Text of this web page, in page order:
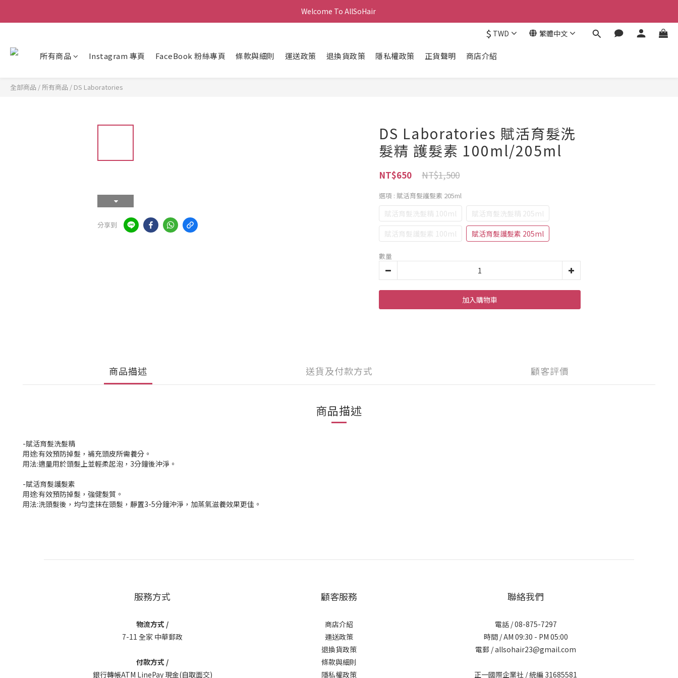
Welcome To AllSoHair
$ TWD 繁體中文
所有商品 Instagram 專頁 FaceBook 粉絲專頁 條款與細則 運送政策 退換貨政策 隱私權政策 正貨聲明 商店介紹
全部商品 / 所有商品 / DS Laboratories
分享到
DS Laboratories 賦活育髮洗
髮精 護髮素 100ml/205ml
NT$1,500
NT$650
選項 : 賦活育髮護髮素 205ml
賦活育髮洗髮精 100ml
賦活育髮洗髮精 205ml
賦活育髮護髮素 100ml
賦活育髮護髮素 205ml
數量
加入購物車
商品描述 送貨及付款方式 顧客評價
商品描述
-賦活育髮洗髮精
用途:有效預防掉髮，補充頭皮所需養分。
用法:適量用於頭髮上並輕柔起泡，3分鐘後沖淨。
-賦活育髮護髮素
用途:有效預防掉髮，強健髮質。
用法:洗頭髮後，均勻塗抹在頭髮，靜置3-5分鐘沖淨，加蒸氣滋養效果更佳。
服務方式
物流方式 /
7-11 全家 中華郵政
付款方式 /
銀行轉帳ATM LinePay 現金(自取面交)
顧客服務
商店介紹
運送政策
退換貨政策
條款與細則
隱私權政策
聯絡我們
電話 / 08-875-7297
時間 / AM 09:30 - PM 05:00
電郵 / allsohair23@gmail.com
正一國際企業社 / 統編 31685581